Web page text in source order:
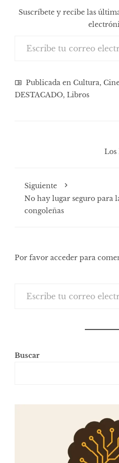
Suscríbete y recibe las
Publicada en Cultura,
DESTACADO, Libros
Los
Siguiente
No hay lugar seguro para
congoleñas
Por favor acceder para
Buscar